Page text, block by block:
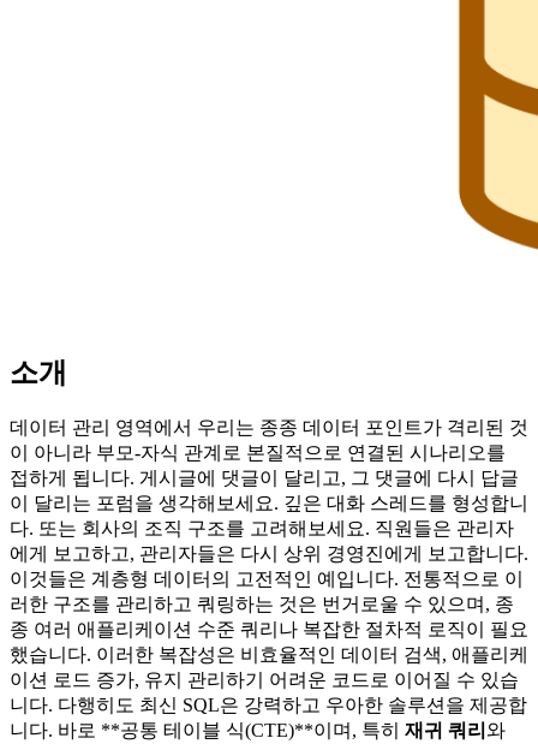
소개
데이터 관리 영역에서 우리는 종종 데이터 포인트가 격리된 것
이 아니라 부모-자식 관계로 본질적으로 연결된 시나리오를
접하게 됩니다. 게시글에 댓글이 달리고, 그 댓글에 다시 답글
이 달리는 포럼을 생각해보세요. 깊은 대화 스레드를 형성합니
다. 또는 회사의 조직 구조를 고려해보세요. 직원들은 관리자
에게 보고하고, 관리자들은 다시 상위 경영진에게 보고합니다.
이것들은 계층형 데이터의 고전적인 예입니다. 전통적으로 이
러한 구조를 관리하고 쿼링하는 것은 번거로울 수 있으며, 종
종 여러 애플리케이션 수준 쿼리나 복잡한 절차적 로직이 필요
했습니다. 이러한 복잡성은 비효율적인 데이터 검색, 애플리케
이션 로드 증가, 유지 관리하기 어려운 코드로 이어질 수 있습
니다. 다행히도 최신 SQL은 강력하고 우아한 솔루션을 제공합
니다. 바로 **공통 테이블 식(CTE)**이며, 특히 재귀 쿼리 와